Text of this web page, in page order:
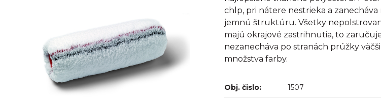
chlp, pri nátere nestrieka a
jemnú štruktúru. Všetky
majú okrajové zastrihnutia, to
nezanecháva po stranách prúžky
množstva farby.
Obj. čislo: 1507